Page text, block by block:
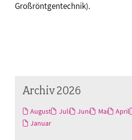
Großröntgentechnik).
Archiv 2026
August Juli Juni Mai April
Januar